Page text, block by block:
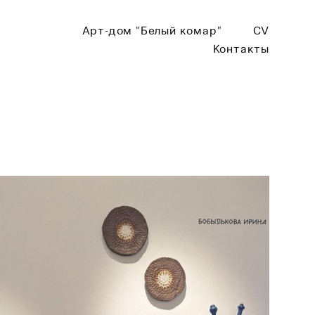
Арт-дом "Белый комар"
CV
Контакты